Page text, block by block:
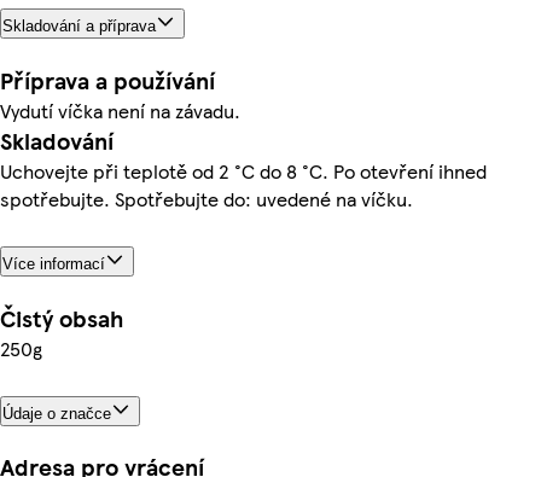
Skladování a příprava
Příprava a používání
Vydutí víčka není na závadu.
Skladování
Uchovejte při teplotě od 2 °C do 8 °C. Po otevření ihned
spotřebujte. Spotřebujte do: uvedené na víčku.
Více informací
Čistý obsah
250g
Údaje o značce
Adresa pro vrácení